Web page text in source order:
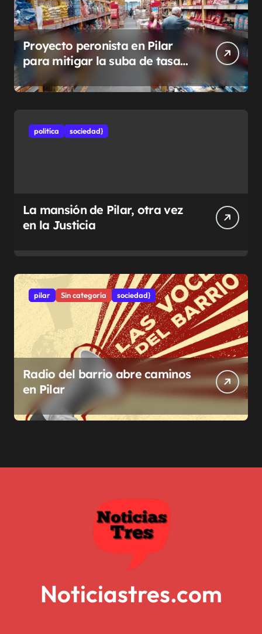
Proyecto peronista en Pilar
para mitigar la suba de tasas
municipales
politíca sociedad}
La mansión de Pilar, otra vez
en la Justicia
pilar Sin categoría sociedad}
Radio del barrio abre caminos
en Pilar
Noticiastres.com